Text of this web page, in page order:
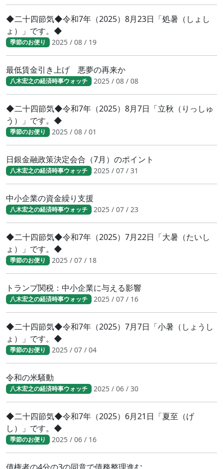
◆二十四節気◆令和7年（2025）8月23日「処暑（しょし
ょ）」です。◆
季節のお便り 2025 / 08 / 19
最低賃金引き上げ 悪夢の再来か
八木宏之の経済時事ウォッチ 2025 / 08 / 08
◆二十四節気◆令和7年（2025）8月7日「立秋（りっしゅ
う）」です。◆
季節のお便り 2025 / 08 / 01
日銀金融政策決定会合（7月）のポイント
八木宏之の経済時事ウォッチ 2025 / 07 / 31
中小企業の資金繰り支援
八木宏之の経済時事ウォッチ 2025 / 07 / 23
◆二十四節気◆令和7年（2025）7月22日「大暑（たいし
ょ）」です。◆
季節のお便り 2025 / 07 / 18
トランプ関税：中小企業に与える影響
八木宏之の経済時事ウォッチ 2025 / 07 / 16
◆二十四節気◆令和7年（2025）7月7日「小暑（しょうし
ょ）」です。◆
季節のお便り 2025 / 07 / 04
令和の米騒動
八木宏之の経済時事ウォッチ 2025 / 06 / 30
◆二十四節気◆令和7年（2025）6月21日「夏至（げ
し）」です。◆
季節のお便り 2025 / 06 / 16